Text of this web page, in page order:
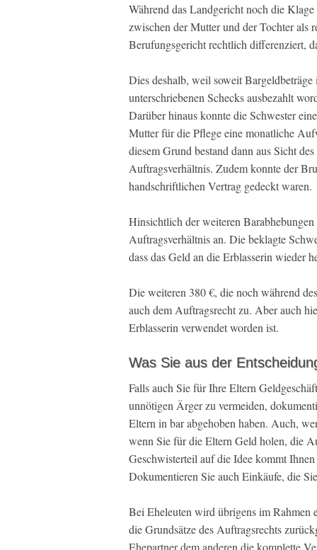
Während das Landgericht noch die
zwischen der Mutter und der Tochter als
Berufungsgericht rechtlich differenziert,
Dies deshalb, weil soweit
unterschriebenen Schecks ausbezahlt
Darüber hinaus konnte die Schwester
Mutter für die Pflege eine monatliche
diesem Grund bestand dann aus Sicht
Auftragsverhältnis. Zudem konnte der
handschriftlichen Vertrag gedeckt waren.
Hinsichtlich der weiteren
Auftragsverhältnis an. Die beklagte
dass das Geld an die Erblasserin wieder
Die weiteren 380 €, die noch während
auch dem Auftragsrecht zu. Aber auch
Erblasserin verwendet worden ist.
Was Sie aus der
Falls auch Sie für Ihre Eltern
unnötigen Ärger zu vermeiden,
Eltern in bar abgehoben haben. Auch,
wenn Sie für die Eltern Geld holen, die
Geschwisterteil auf die Idee kommt
Dokumentieren Sie auch Einkäufe, die
Bei Eheleuten wird übrigens im Rahmen
die Grundsätze des Auftragsrechts
Ehepartner dem anderen die komplette